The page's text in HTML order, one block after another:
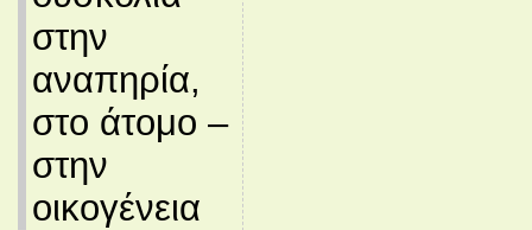
στην
αναπηρία,
στο άτομο –
στην
οικογένεια